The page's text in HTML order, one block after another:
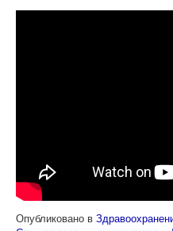
Опубликовано в